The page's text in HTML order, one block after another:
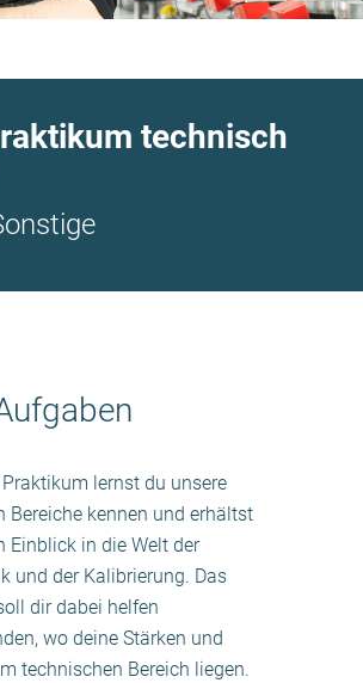
technisch
lernst du unsere
Bereiche kennen und erhältst
Einblick in die Welt der
und der Kalibrierung. Das
dir dabei helfen
wo deine Stärken und
technischen Bereich liegen.